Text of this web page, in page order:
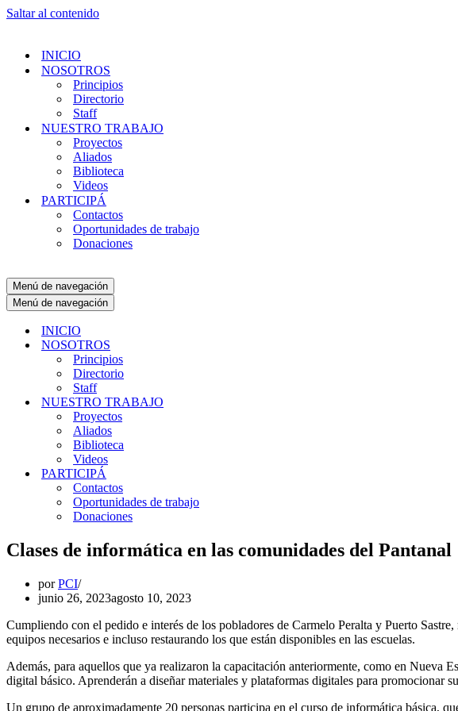
Saltar al contenido
INICIO
NOSOTROS
Principios
Directorio
Staff
NUESTRO TRABAJO
Proyectos
Aliados
Biblioteca
Videos
PARTICIPÁ
Contactos
Oportunidades de trabajo
Donaciones
Menú de navegación
Menú de navegación
INICIO
NOSOTROS
Principios
Directorio
Staff
NUESTRO TRABAJO
Proyectos
Aliados
Biblioteca
Videos
PARTICIPÁ
Contactos
Oportunidades de trabajo
Donaciones
Clases de informática en las comunidades del Pantanal
porPCI
junio 26, 2023agosto 10, 2023
Cumpliendo con el pedido e interés de los pobladores de Carmelo Peralta y Puerto
equipos necesarios e incluso restaurando los que están disponibles en las escuelas.
Además, para aquellos que ya realizaron la capacitación anteriormente, como en Nueva
digital básico. Aprenderán a diseñar materiales y plataformas digitales para promocionar
Un grupo de aproximadamente 20 personas participa en el curso de informática básica,